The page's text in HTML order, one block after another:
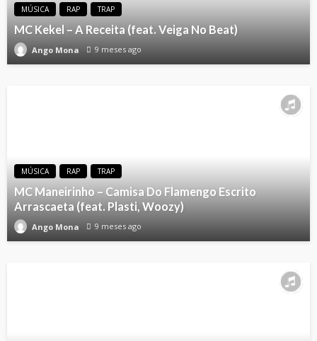
MÚSICA RAP TRAP
MC Kekel – A Receita (feat. Veiga No Beat)
Ango Mona 9 meses ago
MÚSICA RAP TRAP
MC Maneirinho – Camisa Do Flamengo Escrito
Arrascaeta (feat. Plasti, Woozy)
Ango Mona 9 meses ago